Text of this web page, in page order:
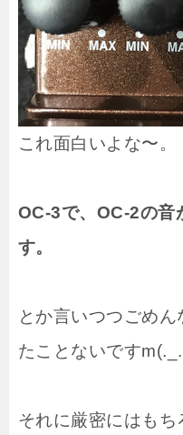
これ面白いよな〜。
OC-3で、OC-2の音
す。
とか言いつつごめ
たことないです
それに厳密にはも